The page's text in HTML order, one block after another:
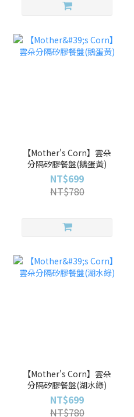
【Mother's Corn】雲朵
分隔矽膠餐盤(鵝蛋黃)
NT$699
NT$780
【Mother's Corn】雲朵
分隔矽膠餐盤(湖水綠)
NT$699
NT$780